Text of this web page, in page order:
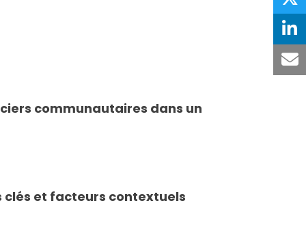
communautaires dans un
et facteurs contextuels